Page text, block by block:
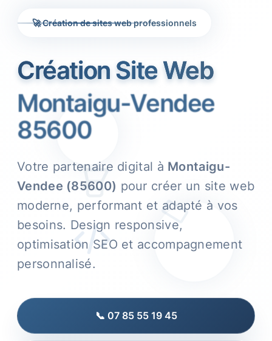
🚀 Création de sites web professionnels
Création Site Web
Montaigu-Vendee
85600
Votre partenaire digital à Montaigu-
Vendee (85600) pour créer un site web
moderne, performant et adapté à vos
besoins. Design responsive,
optimisation SEO et accompagnement
personnalisé.
📞 07 85 55 19 45